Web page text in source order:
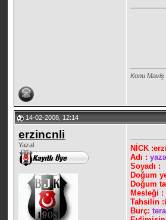
Konu Maviş
14-02-2008, 12:14
erzincnli
Yazal
NİCK
Adı :
Soyadı :
Doğum
Doğum
Mesleği :
Tahsilin
Burç: